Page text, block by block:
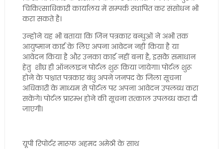
चिकित्साधिकारी कार्यालय में सम्पर्क स्थापित कर संसोधन भी
करा सकते है।
उन्होने यह भी बताया कि जिन पत्रकार बन्धुओं ने अभी तक
आयुष्मान कार्ड के लिए अपना आवेदन नहीं किया है या
आवेदन किया है और उनका कार्ड नहीं बना है, इसकेे समाधान
हेतु शीघ्र ही ऑनलाइन पोर्टल शुरू किया जायेगा। पोर्टल शुरू
होने के पश्चात पत्रकार बंधु अपने जनपद के जिला सूचना
अधिकारी के माध्यम से पोर्टल पर अपना आवेदन उपलब्ध करा
सकेंगे। पोर्टल प्रारम्भ होने की सूचना तत्काल उपलब्ध करा दी
जाएगी।
यूपी रिपोर्टर मारूफ अहमद अमेठी के साथ